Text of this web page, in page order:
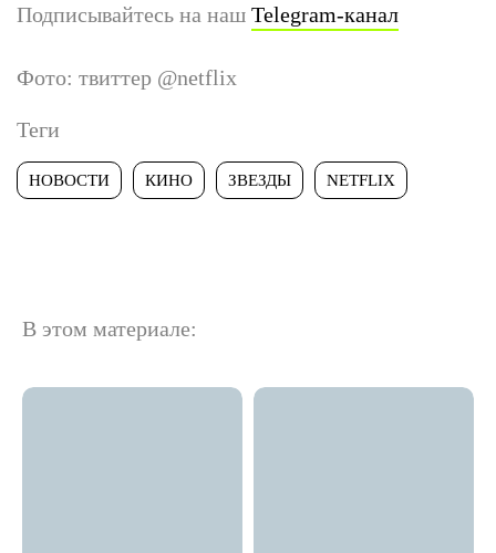
Подписывайтесь на наш Telegram-канал
Фото: твиттер @netflix
Теги
НОВОСТИ КИНО ЗВЕЗДЫ NETFLIX
В этом материале: